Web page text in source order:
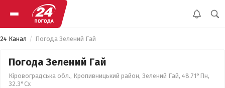
24 Канал Погода Зелений Гай
Погода Зелений Гай
Кіровоградська обл., Кропивницький район, Зелений Гай, 48.71°Пн,
32.3°Сх